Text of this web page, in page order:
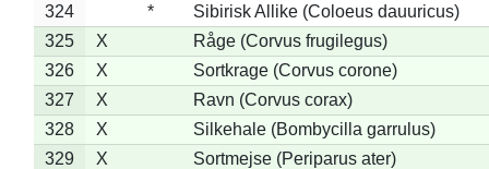
324
*
Sibirisk Allike (Coloeus dauuricus)
325
X
Råge (Corvus frugilegus)
326
X
Sortkrage (Corvus corone)
327
X
Ravn (Corvus corax)
328
X
Silkehale (Bombycilla garrulus)
329
X
Sortmejse (Periparus ater)